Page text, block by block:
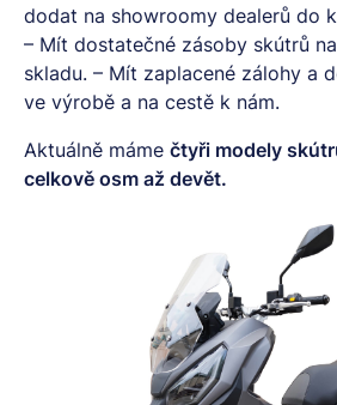
dodat na showroomy dealerů do
– Mít dostatečné zásoby skútrů
skladu. – Mít zaplacené zálohy a
ve výrobě a na cestě k nám.
Aktuálně máme čtyři modely
celkově osm až devět.